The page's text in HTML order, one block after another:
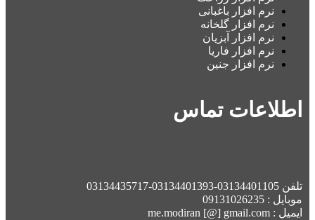
نرم افزار باغبانی
نرم افزار گلخانه
نرم افزار آبزیان
نرم افزار فاریا
نرم افزار جنین
اطلاعات تماس
تلفن 03134401105-03134401393-03134435717
موبایل : 09131026235
ایمیل : me.modiran [@] gmail.com